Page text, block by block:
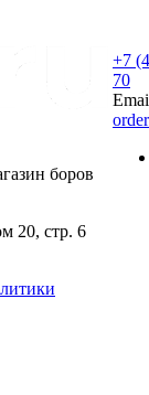
боров
20, стр. 6
+7
70